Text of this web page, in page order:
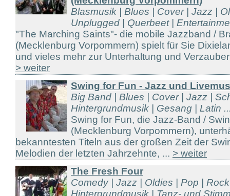
Blasmusik | Blues | Cover | Jazz |
Unplugged | Querbeet |
"The Marching Saints"- die mobile Jazzband /
(Mecklenburg Vorpommern) spielt für Sie
und vieles mehr zur Unterhaltung und
> weiter
Swing for Fun - Jazz und
Big Band | Blues | Cover | Jazz |
Hintergrundmusik | Gesang | Latin
Swing for Fun, die Jazz-Band /
(Mecklenburg Vorpommern),
bekanntesten Titeln aus der großen Zeit der
Melodien der letzten Jahrzehnte, ... > weiter
The Fresh Four
Comedy | Jazz | Oldies | Pop |
Hintergrundmusik | Tanz- und